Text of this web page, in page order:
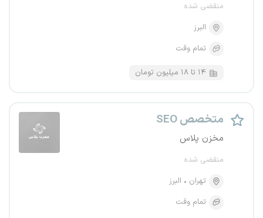
منقضی شده
البرز
تمام وقت
۱۴ تا ۱۸ میلیون تومان
متخصص SEO
مخزن پلاس
منقضی شده
تهران
البرز
تمام وقت